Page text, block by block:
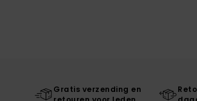
Gratis verzending en